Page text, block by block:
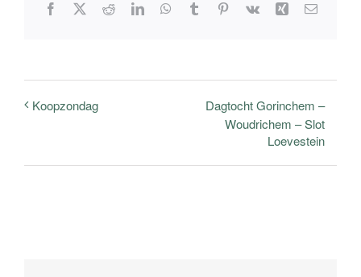
Facebook
X RedditLinkedInWhatsApp
TumblrPinterest
Vk Xing E-
Koopzondag
Dagtocht Gorinchem –
Woudrichem – Slot
Loevestein